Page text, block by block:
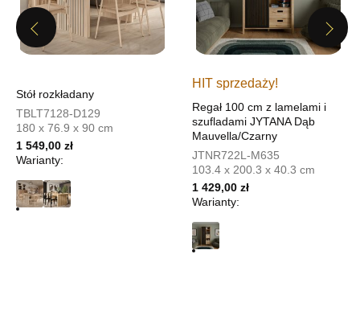
UL.PIONIERÓW 44
66-600 KROSNO ODRZAŃSKIE
Nr tel.508100164
Godziny otwarcia
Pn-Pt: 09:00-17:00, Sb: 09:00-14:00
1 049,00 zł
Wybierz
Previous
Stół rozkładany
TBLT7128-D129
180 x 76.9 x 90 cm
1 549,00 zł
Warianty:
HIT sprzedaży!
Regał 100 cm z lamelami i
szufladami JYTANA Dąb
Mauvella/Czarny
JTNR722L-M635
103.4 x 200.3 x 40.3 cm
1 429,00 zł
Warianty:
Next